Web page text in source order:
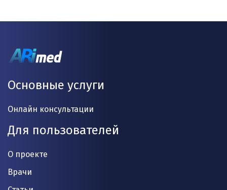
Основные услуги
Онлайн консультации
Для пользователей
О проекте
Врачи